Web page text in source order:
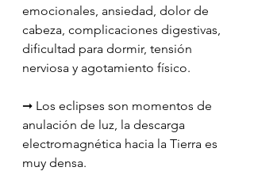
emocionales, ansiedad, dolor de
cabeza, complicaciones digestivas,
dificultad para dormir, tensión
nerviosa y agotamiento físico.
➞ Los eclipses son momentos de
anulación de luz, la descarga
electromagnética hacia la Tierra es
muy densa.